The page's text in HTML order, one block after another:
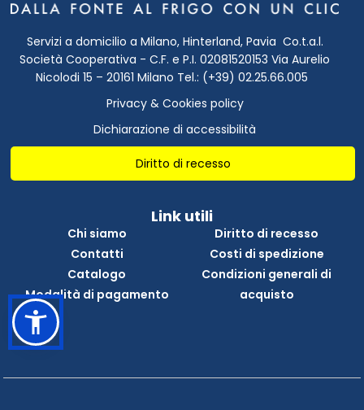
Servizi a domicilio a Milano, Hinterland, Pavia Co.t.a.l.
Società Cooperativa - C.F. e P.I. 02081520153 Via Aurelio
Nicolodi 15 – 20161 Milano Tel.: (+39) 02.25.66.005
Privacy & Cookies policy
Dichiarazione di accessibilità
Diritto di recesso
Link utili
Chi siamo
Contatti
Catalogo
Modalità di pagamento
Diritto di recesso
Costi di spedizione
Condizioni generali di
acquisto